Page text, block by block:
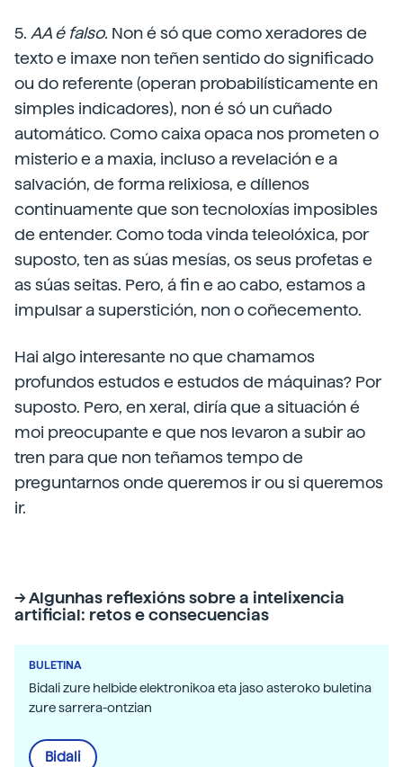
5. AA é falso. Non é só que como xeradores de
texto e imaxe non teñen sentido do significado
ou do referente (operan probabilísticamente en
simples indicadores), non é só un cuñado
automático. Como caixa opaca nos prometen o
misterio e a maxia, incluso a revelación e a
salvación, de forma relixiosa, e díllenos
continuamente que son tecnoloxías imposibles
de entender. Como toda vinda teleolóxica, por
suposto, ten as súas mesías, os seus profetas e
as súas seitas. Pero, á fin e ao cabo, estamos a
impulsar a superstición, non o coñecemento.
Hai algo interesante no que chamamos
profundos estudos e estudos de máquinas? Por
suposto. Pero, en xeral, diría que a situación é
moi preocupante e que nos levaron a subir ao
tren para que non teñamos tempo de
preguntarnos onde queremos ir ou si queremos
ir.
-> Algunhas reflexións sobre a intelixencia
artificial: retos e consecuencias
BULETINA
Bidali zure helbide elektronikoa eta jaso asteroko buletina
zure sarrera-ontzian
Bidali